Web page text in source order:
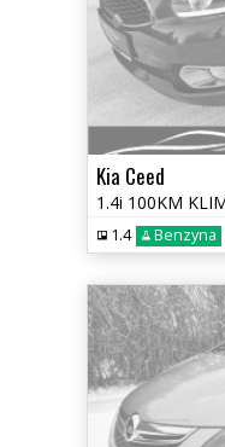
Kia Ceed
1.4 Benzyna